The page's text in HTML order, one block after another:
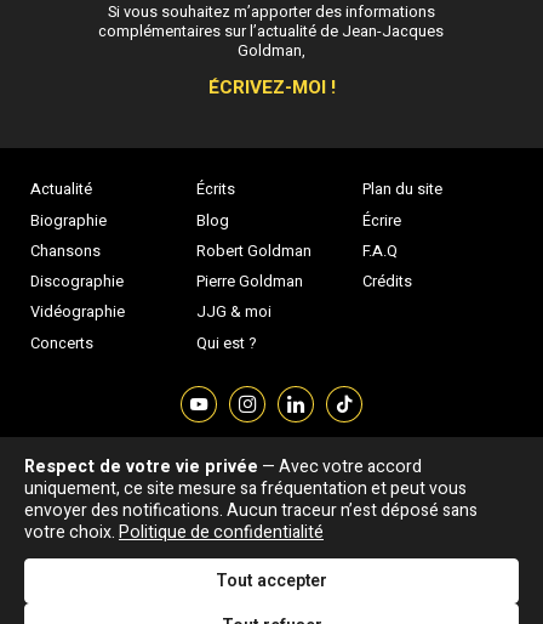
Actualité
Biographie
Chansons
Discographie
Vidéographie
Concerts
Écrits
Blog
Robert Goldman
Pierre Goldman
JJG & moi
Qui est ?
Plan du site
Écrire
F.A.Q
Crédits
Si vous souhaitez m’apporter des informations
complémentaires sur l’actualité de Jean-Jacques
Goldman,
ÉCRIVEZ-MOI !
Association "Parler d'sa vie" © Depuis 1997 - Tous droits réservés |
Signaler une erreur |Confidentialité|Gestion des cookies|Dernière
mise à jour : 05/08/2026
DESIGNED &
DEVELOPED BY
Respect de votre vie privée — Avec votre accord
uniquement, ce site mesure sa fréquentation et peut vous
envoyer des notifications. Aucun traceur n’est déposé sans
votre choix.Politique de confidentialité
Tout accepter